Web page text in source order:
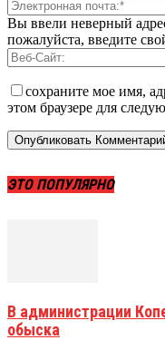
Вы ввели неверный
пожалуйста, введите
сохраните мое имя,
этом браузере для
ЭТО ПОПУЛЯРНО
В администрации
обыска